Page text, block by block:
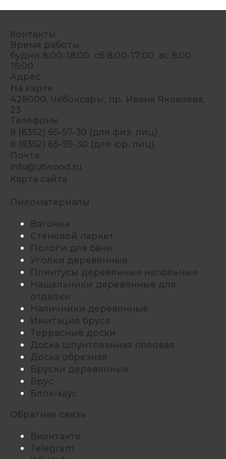
Контакты
Время работы
будни 8:00-18:00, сб 8:00-17:00, вс 8:00-
15:00
Адрес
На карте
428000, Чебоксары, пр. Ивана Яковлева,
23
Телефоны
8 (8352) 65-57-30 (для физ. лиц)
8 (8352) 65-59-30 (для юр. лиц)
Почта
info@utwood.ru
Карта сайта
Пиломатериалы
Вагонка
Стеновой паркет
Пологи для бани
Уголки деревянные
Плинтусы деревянные напольные
Нащельники деревянные для
отделки
Наличники деревянные
Имитация бруса
Террасные доски
Доска шпунтованная половая
Доска обрезная
Бруски деревянные
Брус
Блок-хаус
Обратная связь
Вконтакте
Telegram